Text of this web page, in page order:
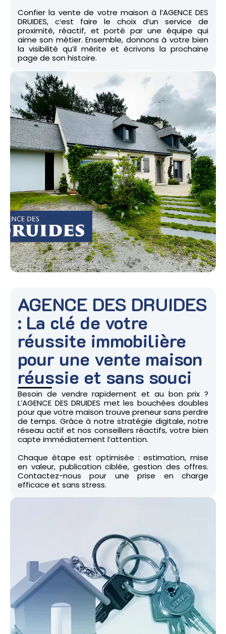
Confier la vente de votre maison à l’AGENCE DES
DRUIDES, c’est faire le choix d’un service de
proximité, réactif, et porté par une équipe qui
aime son métier. Ensemble, donnons à votre bien
la visibilité qu’il mérite et écrivons la prochaine
page de son histoire.
AGENCE DES DRUIDES
: La clé de votre
réussite immobilière
pour une vente maison
réussie et sans souci
Besoin de vendre rapidement et au bon prix ?
L’AGENCE DES DRUIDES met les bouchées doubles
pour que votre maison trouve preneur sans perdre
de temps. Grâce à notre stratégie digitale, notre
réseau actif et nos conseillers réactifs, votre bien
capte immédiatement l’attention.
Chaque étape est optimisée : estimation, mise
en valeur, publication ciblée, gestion des offres.
Contactez-nous pour une prise en charge
efficace et sans stress.